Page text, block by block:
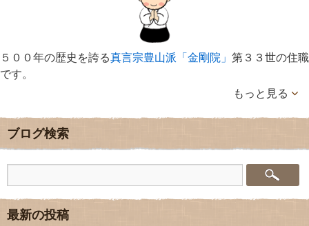
５００年の歴史を誇る真言宗豊山派「金剛院」 第３３世の住職
です。
もっと見る
ブログ検索
最新の投稿